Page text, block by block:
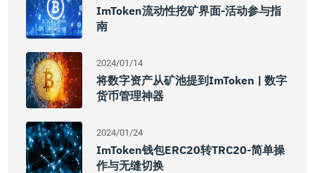
ImToken流动性挖矿界面-活动参与指
南
2024/01/14
将数字资产从矿池提到imToken | 数字
货币管理神器
2024/01/24
ImToken钱包ERC20转TRC20-简单操
作与无缝切换